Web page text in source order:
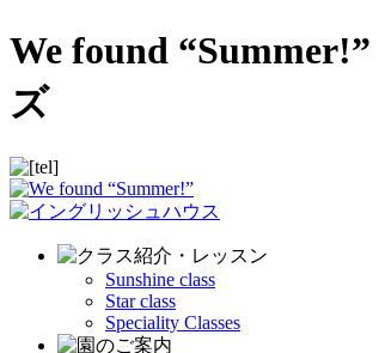
We found
ズ
Sunshine class
Star class
Speciality Classes